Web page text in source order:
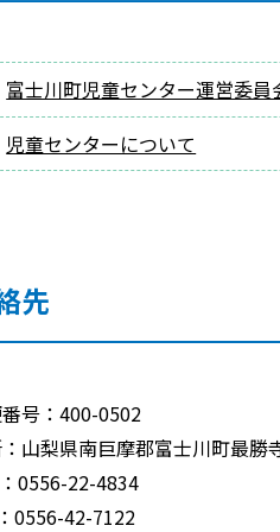
富士川町児童センター運営委員
児童センターについて
先
号：400-0502
山梨県南巨摩郡富士川町最勝
0556-22-4834
0556-42-7122